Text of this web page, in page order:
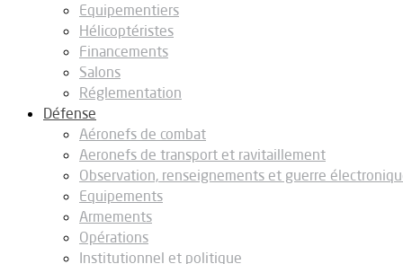
Equipementiers
Hélicoptéristes
Financements
Salons
Réglementation
Défense
Aéronefs de combat
Aeronefs de transport et ravitaillement
Observation, renseignements et guerre
Equipements
Armements
Opérations
Institutionnel et politique